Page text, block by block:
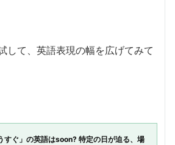
して、英語表現の幅を広げてみて
すぐ」の英語はsoon? 特定の日が迫る、場